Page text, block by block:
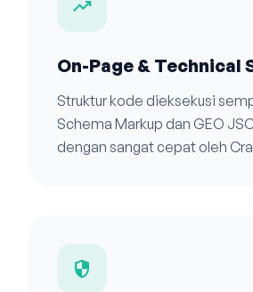
trending_up
On-Page & Technical
Struktur kode dieksekusi
Schema Markup dan GEO
dengan sangat cepat oleh
security